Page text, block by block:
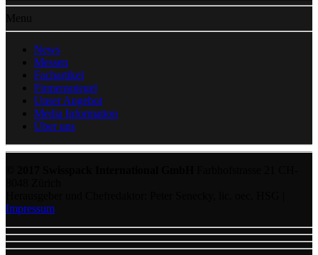
Menu
News
Messen
Fachartikel
Firmenspiegel
Unser Angebot
Media Information
Über uns
Impressum